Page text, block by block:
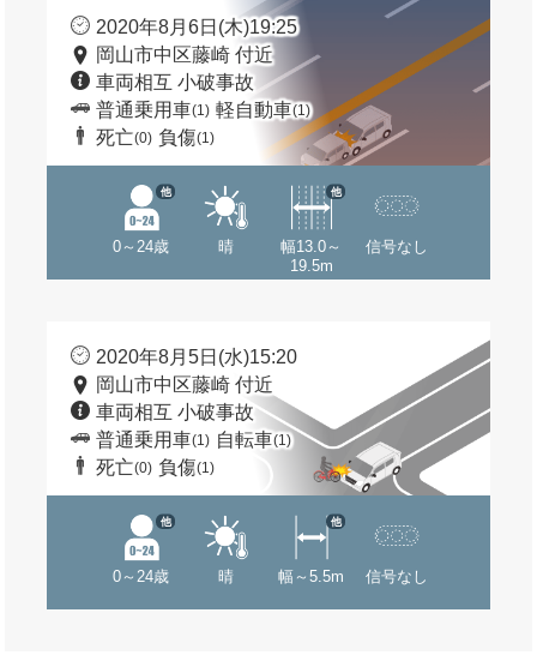
2020年8月6日(木)19:25
岡山市中区藤崎 付近
車両相互 小破事故
普通乗用車(1) 軽自動車(1)
死亡(0) 負傷(1)
0～24歳
他
晴
幅13.0～
19.5m
他
信号なし
2020年8月5日(水)15:20
岡山市中区藤崎 付近
車両相互 小破事故
普通乗用車(1) 自転車(1)
死亡(0) 負傷(1)
0～24歳
他
晴 幅～5.5m
他
信号なし